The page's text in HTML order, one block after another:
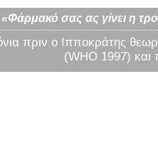
«Φάρμακό σας ας γίνει η
πριν ο Ιπποκράτης
(WHO 1997) και